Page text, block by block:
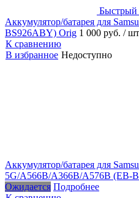
Быстрый
Аккумулятор/батарея для
BS926ABY) Orig 1 000 руб. / шт
К сравнению
В избранное Недоступно
Аккумулятор/батарея для
5G/A566B/A366B/A576B (EB-
Ожидается Подробнее